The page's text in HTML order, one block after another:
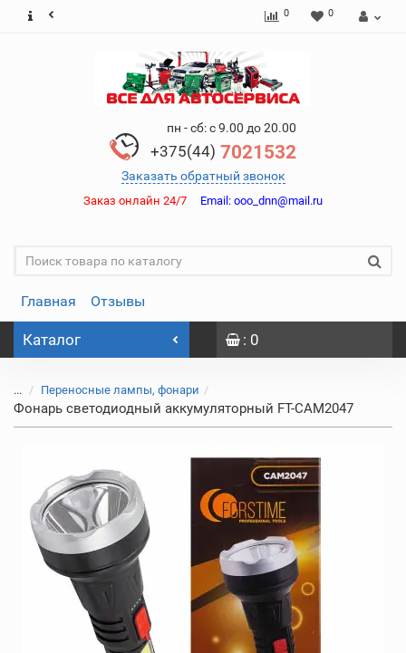
0 0
пн - сб: с 9.00 до 20.00
+375(44) 7021532
Заказать обратный звонок
Заказ онлайн 24/7 Email: ooo_dnn@mail.ru
Главная Отзывы
Каталог : 0
... Переносные лампы, фонари
Фонарь светодиодный аккумуляторный FT-CAM2047